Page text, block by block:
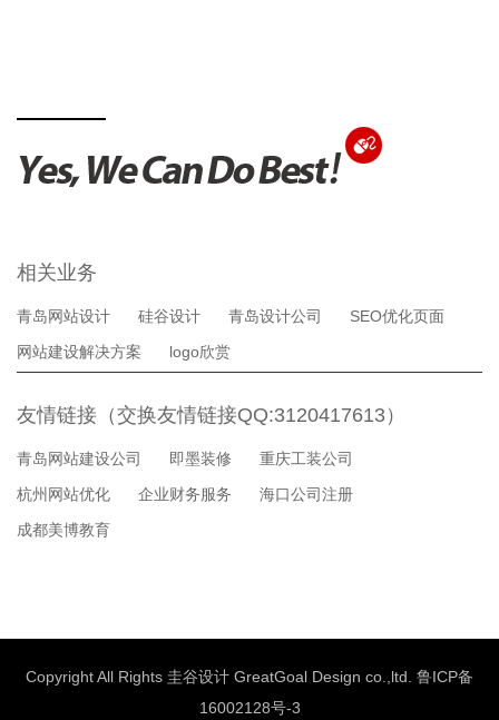
相关业务
青岛网站设计 硅谷设计 青岛设计公司
SEO优化页面
网站建设解决方案
logo欣赏
友情链接（交换友情链接QQ:3120417613）
青岛网站建设公司 即墨装修
重庆工装公司
杭州网站优化
企业财务服务
海口公司注册
成都美博教育
Copyright All Rights 圭谷设计 GreatGoal Design co.,ltd. 鲁ICP备
16002128号-3